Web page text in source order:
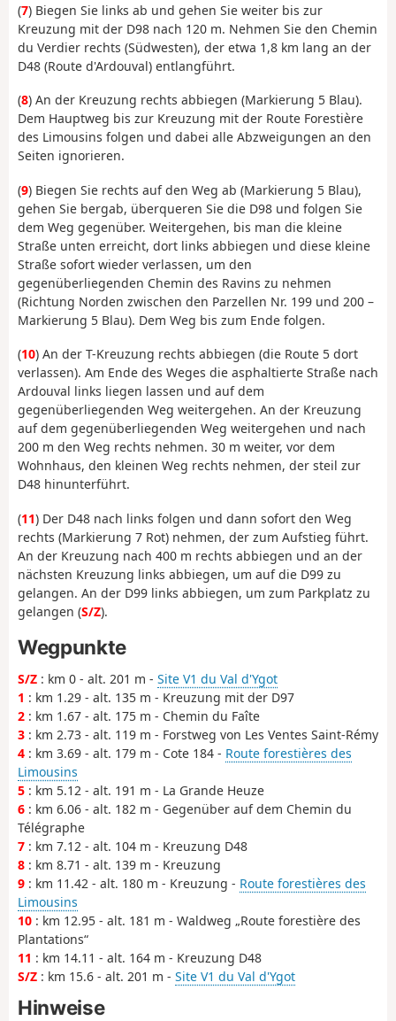
(7) Biegen Sie links ab und gehen Sie weiter bis zur
Kreuzung mit der D98 nach 120 m. Nehmen Sie den Chemin
du Verdier rechts (Südwesten), der etwa 1,8 km lang an der
D48 (Route d'Ardouval) entlangführt.
(8) An der Kreuzung rechts abbiegen (Markierung 5 Blau).
Dem Hauptweg bis zur Kreuzung mit der Route Forestière
des Limousins folgen und dabei alle Abzweigungen an den
Seiten ignorieren.
(9) Biegen Sie rechts auf den Weg ab (Markierung 5 Blau),
gehen Sie bergab, überqueren Sie die D98 und folgen Sie
dem Weg gegenüber. Weitergehen, bis man die kleine
Straße unten erreicht, dort links abbiegen und diese kleine
Straße sofort wieder verlassen, um den
gegenüberliegenden Chemin des Ravins zu nehmen
(Richtung Norden zwischen den Parzellen Nr. 199 und 200 –
Markierung 5 Blau). Dem Weg bis zum Ende folgen.
(10) An der T-Kreuzung rechts abbiegen (die Route 5 dort
verlassen). Am Ende des Weges die asphaltierte Straße nach
Ardouval links liegen lassen und auf dem
gegenüberliegenden Weg weitergehen. An der Kreuzung
auf dem gegenüberliegenden Weg weitergehen und nach
200 m den Weg rechts nehmen. 30 m weiter, vor dem
Wohnhaus, den kleinen Weg rechts nehmen, der steil zur
D48 hinunterführt.
(11) Der D48 nach links folgen und dann sofort den Weg
rechts (Markierung 7 Rot) nehmen, der zum Aufstieg führt.
An der Kreuzung nach 400 m rechts abbiegen und an der
nächsten Kreuzung links abbiegen, um auf die D99 zu
gelangen. An der D99 links abbiegen, um zum Parkplatz zu
gelangen (S/Z).
Wegpunkte
S/Z : km 0 - alt. 201 m - Site V1 du Val d'Ygot
1 : km 1.29 - alt. 135 m - Kreuzung mit der D97
2 : km 1.67 - alt. 175 m - Chemin du Faîte
3 : km 2.73 - alt. 119 m - Forstweg von Les Ventes Saint-Rémy
4 : km 3.69 - alt. 179 m - Cote 184 - Route forestières des
Limousins
5 : km 5.12 - alt. 191 m - La Grande Heuze
6 : km 6.06 - alt. 182 m - Gegenüber auf dem Chemin du
Télégraphe
7 : km 7.12 - alt. 104 m - Kreuzung D48
8 : km 8.71 - alt. 139 m - Kreuzung
9 : km 11.42 - alt. 180 m - Kreuzung - Route forestières des
Limousins
10 : km 12.95 - alt. 181 m - Waldweg „Route forestière des
Plantations“
11 : km 14.11 - alt. 164 m - Kreuzung D48
S/Z : km 15.6 - alt. 201 m - Site V1 du Val d'Ygot
Hinweise